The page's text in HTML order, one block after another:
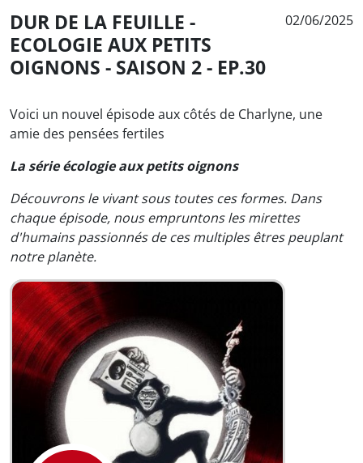
DUR DE LA FEUILLE -
ECOLOGIE AUX PETITS
OIGNONS - SAISON 2 - EP.30
02/06/2025
Voici un nouvel épisode aux côtés de Charlyne, une
amie des pensées fertiles
La série écologie aux petits oignons
Découvrons le vivant sous toutes ces formes. Dans
chaque épisode, nous empruntons les mirettes
d'humains passionnés de ces multiples êtres peuplant
notre planète.